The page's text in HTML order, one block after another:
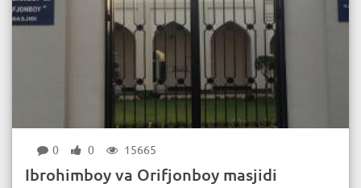
0 0 15665
Ibrohimboy va Orifjonboy masjidi